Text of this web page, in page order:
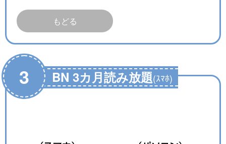
もどる
BN 3カ月読み放題(ｽﾏﾎ)
3